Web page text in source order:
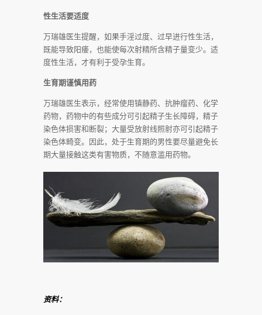
性生活要适度
万瑞雄医生提醒，如果手淫过度、过早进行性生活，
既能导致阳痿，也能使每次射精所含精子量变少。适
度性生活，才有利于受孕生育。
生育期谨慎用药
万瑞雄医生表示，经常使用镇静药、抗肿瘤药、化学
药物，药物中的有些成分可引起精子生长障碍，精子
染色体损害和断裂；大量受放射线照射亦可引起精子
染色体畸变。因此，处于生育期的男性要尽量避免长
期大量接触这类有害物质，不随意滥用药物。
资料：